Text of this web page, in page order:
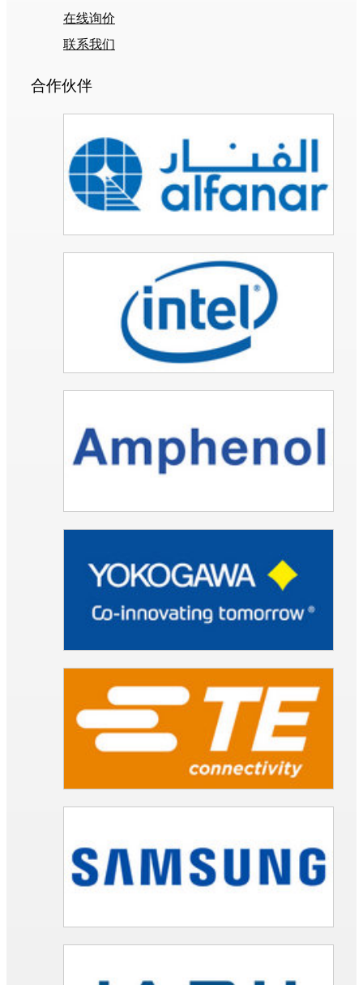
在线询价
联系我们
合作伙伴